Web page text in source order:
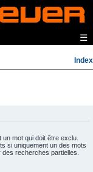
☰
Index
un mot qui doit être exclu.
si uniquement un des mots
recherches partielles.